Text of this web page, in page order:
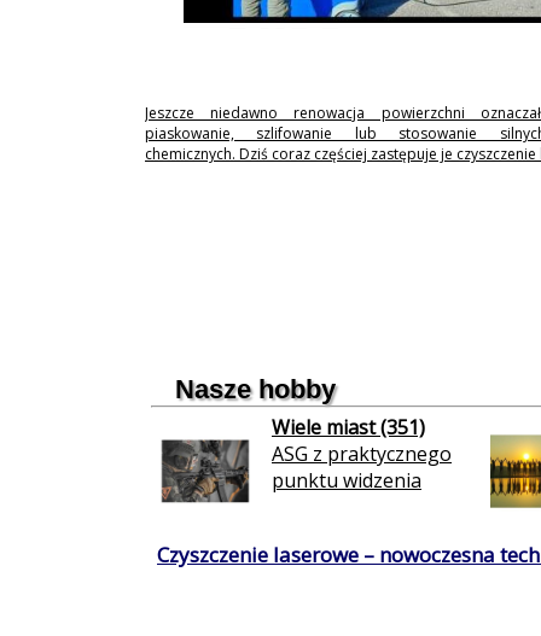
Jeszcze niedawno renowacja powierzchni
piaskowanie, szlifowanie lub stosowanie
chemicznych. Dziś coraz częściej zastępuje je
Nasze hobby
Wiele miast (351)
ASG z praktycznego
punktu widzenia
Czyszczenie laserowe – nowoczesna